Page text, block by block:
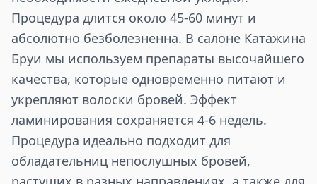
Процедура длится около 45-60 минут и
абсолютно безболезненна. В салоне Катажина
Бруи мы используем препараты высочайшего
качества, которые одновременно питают и
укрепляют волоски бровей. Эффект
ламинирования сохраняется 4-6 недель.
Процедура идеально подходит для
обладательниц непослушных бровей,